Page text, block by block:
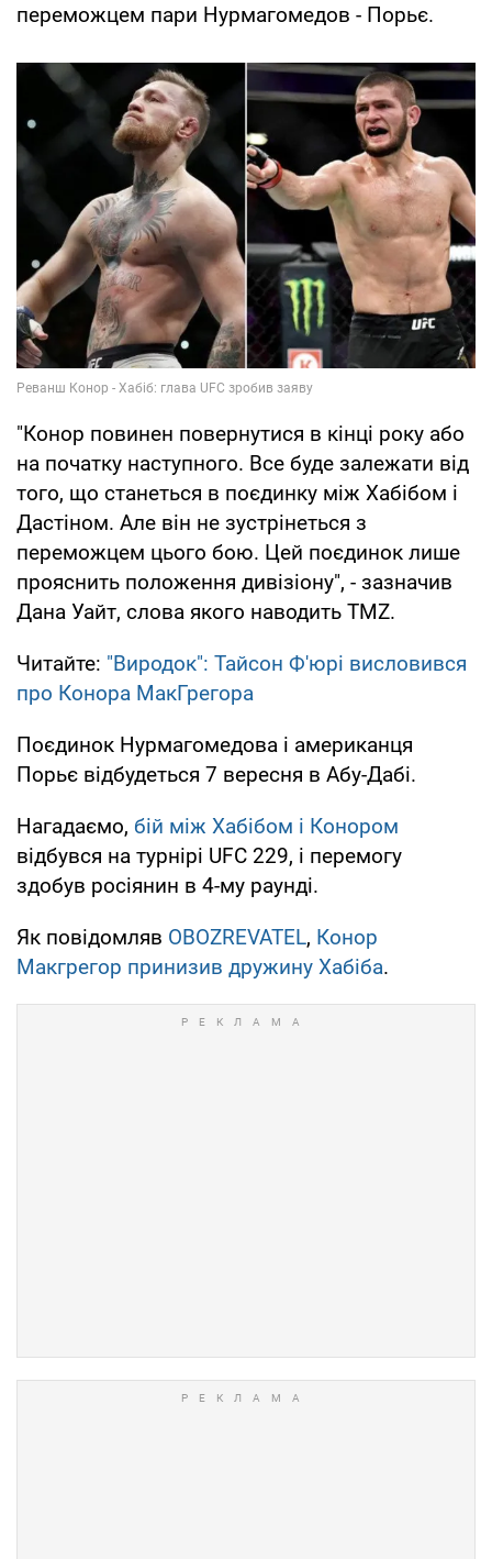
переможцем пари Нурмагомедов - Порьє.
"Конор повинен повернутися в кінці року або
на початку наступного. Все буде залежати від
того, що станеться в поєдинку між Хабібом і
Дастіном. Але він не зустрінеться з
переможцем цього бою. Цей поєдинок лише
прояснить положення дивізіону", - зазначив
Дана Уайт, слова якого наводить TMZ.
Читайте: "Виродок": Тайсон Ф'юрі висловився
про Конора МакГрегора
Поєдинок Нурмагомедова і американця
Порьє відбудеться 7 вересня в Абу-Дабі.
Нагадаємо, бій між Хабібом і Конором
відбувся на турнірі UFC 229, і перемогу
здобув росіянин в 4-му раунді.
Як повідомляв OBOZREVATEL, Конор
Макгрегор принизив дружину Хабіба.